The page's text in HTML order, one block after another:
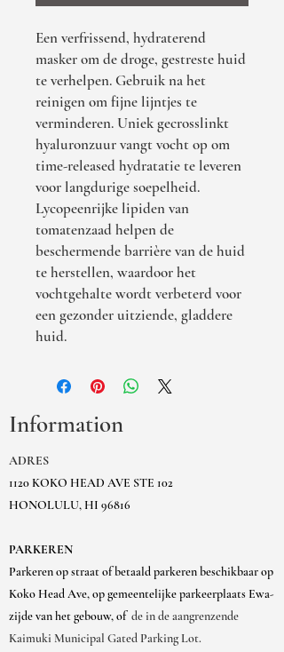
Een verfrissend, hydraterend
masker om de droge, gestreste huid
te verhelpen. Gebruik na het
reinigen om fijne lijntjes te
verminderen. Uniek gecrosslinkt
hyaluronzuur vangt vocht op om
time-released hydratatie te leveren
voor langdurige soepelheid.
Lycopeenrijke lipiden van
tomatenzaad helpen de
beschermende barrière van de huid
te herstellen, waardoor het
vochtgehalte wordt verbeterd voor
een gezonder uitziende, gladdere
huid.
Information
ADRES
1120 KOKO HEAD AVE STE 102
HONOLULU, HI 96816
PARKEREN
Parkeren op straat of betaald parkeren beschikbaar op
Koko Head Ave, op gemeentelijke parkeerplaats Ewa-
zijde van het gebouw, of de in de aangrenzende
Kaimuki Municipal Gated Parking Lot.